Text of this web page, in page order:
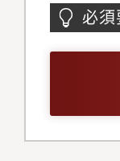
必